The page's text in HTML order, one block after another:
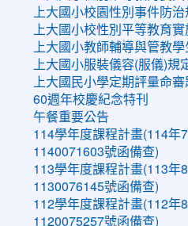
上大國小校園性別事件防治
上大國小校性別平等教育
上大國小教師輔導與管教
上大國小服裝儀容(服儀)規
上大國民小學定期評量命
60週年校慶紀念特刊
午餐重要公告
114學年度課程計畫(114年
1140071603號函備查)
113學年度課程計畫(113年
1130076145號函備查)
112學年度課程計畫(112年
1120075257號函備查)